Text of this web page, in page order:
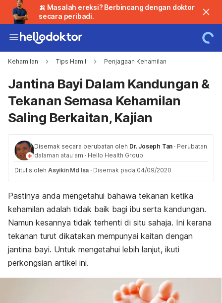
🍌 Masalah ereksi? Berbincang dengan doktor
secara peribadi.
Kehamilan Tips Hamil Penjagaan Kehamilan
Jantina Bayi Dalam Kandungan &
Tekanan Semasa Kehamilan
Saling Berkaitan, Kajian
Disemak secara perubatan oleh Dr. Joseph Tan · Perubatan
dalaman atau am · Hello Health Group
Ditulis oleh Asyikin Md Isa · Disemak pada 04/09/2020
Pastinya anda mengetahui bahawa tekanan ketika
kehamilan adalah tidak baik bagi ibu serta kandungan.
Namun kesannya tidak terhenti di situ sahaja. Ini kerana
tekanan turut dikatakan mempunyai kaitan dengan
jantina bayi. Untuk mengetahui lebih lanjut, ikuti
perkongsian artikel ini.